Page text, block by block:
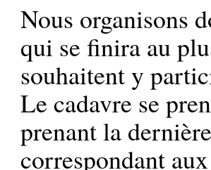
Nous organisons
qui se finira au
souhaitent y
Le cadavre se
prenant la
correspondant